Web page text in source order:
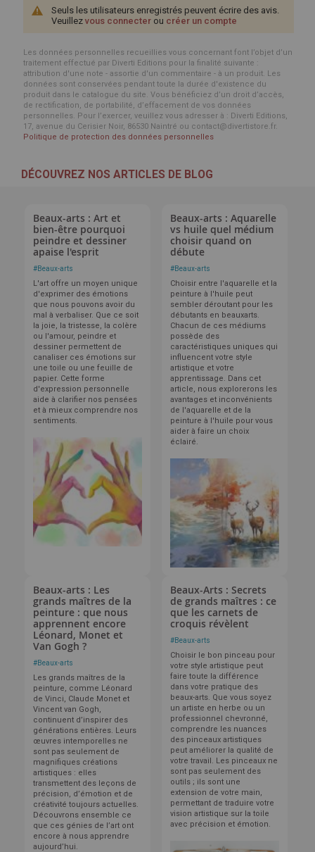
Seuls les utilisateurs enregistrés peuvent écrire des avis.
Veuillez vous connecter ou créer un compte
Les données personnelles recueillies vous concernant font l’objet d’un
traitement effectué par Diverti Editions pour la finalité suivante :
attribution d'une note - assortie d'un commentaire - à un produit. Les
données sont conservées pendant toute la durée d'existence du
produit dans le catalogue du site. Vous bénéficiez d’un droit d’accès,
de rectification, de portabilité, d’effacement de vos données
personnelles. Pour l’exercer, veuillez vous adresser à : Diverti Editions,
17, avenue du Cerisier Noir, 86530 Naintré ou contact@divertistore.fr.
Politique de protection des données personnelles
DÉCOUVREZ NOS ARTICLES DE BLOG
Beaux-arts : Art et
bien-être pourquoi
peindre et dessiner
apaise l'esprit
#Beaux-arts
L'art offre un moyen unique
d'exprimer des émotions
que nous pouvons avoir du
mal à verbaliser. Que ce soit
la joie, la tristesse, la colère
ou l'amour, peindre et
dessiner permettent de
canaliser ces émotions sur
une toile ou une feuille de
papier. Cette forme
d'expression personnelle
aide à clarifier nos pensées
et à mieux comprendre nos
sentiments.
Beaux-arts : Aquarelle
vs huile quel médium
choisir quand on
débute
#Beaux-arts
Choisir entre l'aquarelle et la
peinture à l'huile peut
sembler déroutant pour les
débutants en beauxarts.
Chacun de ces médiums
possède des
caractéristiques uniques qui
influencent votre style
artistique et votre
apprentissage. Dans cet
article, nous explorerons les
avantages et inconvénients
de l'aquarelle et de la
peinture à l'huile pour vous
aider à faire un choix
éclairé.
Beaux-arts : Les
grands maîtres de la
peinture : que nous
apprennent encore
Léonard, Monet et
Van Gogh ?
#Beaux-arts
Les grands maîtres de la
peinture, comme Léonard
de Vinci, Claude Monet et
Vincent van Gogh,
continuent d’inspirer des
générations entières. Leurs
œuvres intemporelles ne
sont pas seulement de
magnifiques créations
artistiques : elles
transmettent des leçons de
précision, d’émotion et de
créativité toujours actuelles.
Découvrons ensemble ce
que ces génies de l’art ont
encore à nous apprendre
aujourd’hui.
Beaux-Arts : Secrets
de grands maîtres : ce
que les carnets de
croquis révèlent
#Beaux-arts
Choisir le bon pinceau pour
votre style artistique peut
faire toute la différence
dans votre pratique des
beaux-arts. Que vous soyez
un artiste en herbe ou un
professionnel chevronné,
comprendre les nuances
des pinceaux artistiques
peut améliorer la qualité de
votre travail. Les pinceaux ne
sont pas seulement des
outils ; ils sont une
extension de votre main,
permettant de traduire votre
vision artistique sur la toile
avec précision et émotion.